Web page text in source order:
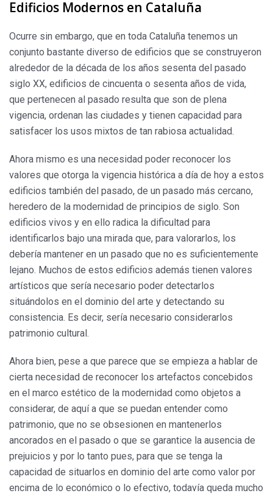
Edificios Modernos en Cataluña
Ocurre sin embargo, que en toda Cataluña tenemos un
conjunto bastante diverso de edificios que se construyeron
alrededor de la década de los años sesenta del pasado
siglo XX, edificios de cincuenta o sesenta años de vida,
que pertenecen al pasado resulta que son de plena
vigencia, ordenan las ciudades y tienen capacidad para
satisfacer los usos mixtos de tan rabiosa actualidad.
Ahora mismo es una necesidad poder reconocer los
valores que otorga la vigencia histórica a día de hoy a estos
edificios también del pasado, de un pasado más cercano,
heredero de la modernidad de principios de siglo. Son
edificios vivos y en ello radica la dificultad para
identificarlos bajo una mirada que, para valorarlos, los
debería mantener en un pasado que no es suficientemente
lejano. Muchos de estos edificios además tienen valores
artísticos que sería necesario poder detectarlos
situándolos en el dominio del arte y detectando su
consistencia. Es decir, sería necesario considerarlos
patrimonio cultural.
Ahora bien, pese a que parece que se empieza a hablar de
cierta necesidad de reconocer los artefactos concebidos
en el marco estético de la modernidad como objetos a
considerar, de aquí a que se puedan entender como
patrimonio, que no se obsesionen en mantenerlos
ancorados en el pasado o que se garantice la ausencia de
prejuicios y por lo tanto pues, para que se tenga la
capacidad de situarlos en dominio del arte como valor por
encima de lo económico o lo efectivo, todavía queda mucho